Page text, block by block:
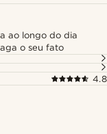
ao longo do dia
o seu fato
4.8